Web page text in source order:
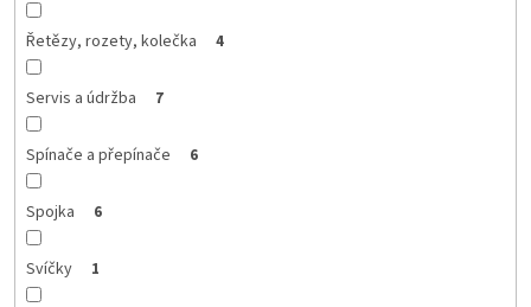
Řetězy, rozety, kolečka 4
Servis a údržba 7
Spínače a přepínače 6
Spojka 6
Svíčky 1